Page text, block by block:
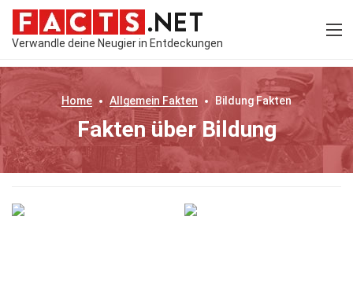
Verwandle deine Neugier in Entdeckungen
Home Allgemein Fakten Bildung Fakten
Fakten über Bildung